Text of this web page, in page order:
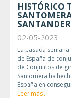
HISTÓRICO
SANTANDER
02-05-2023
La pasada
de España de
de Conjuntos de
Santomera ha
España en
Leer más...